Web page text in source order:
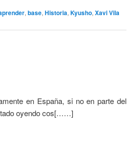
, base, Historia, Kyusho, Xavi Vila
en España, si no en parte del
oyendo cos[……]